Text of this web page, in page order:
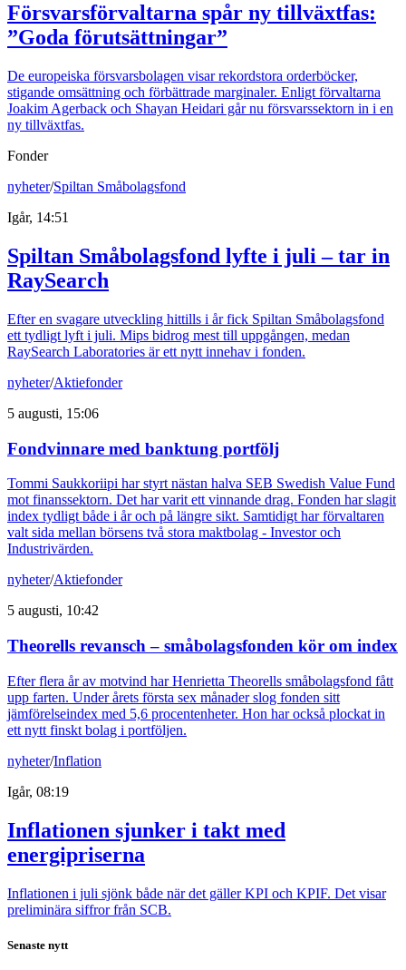
Försvarsförvaltarna spår ny tillväxtfas:
”Goda förutsättningar”
De europeiska försvarsbolagen visar rekordstora orderböcker,
stigande omsättning och förbättrade marginaler. Enligt förvaltarna
Joakim Agerback och Shayan Heidari går nu försvarssektorn in i en
ny tillväxtfas.
Fonder
nyheter/Spiltan Småbolagsfond
Igår, 14:51
Spiltan Småbolagsfond lyfte i juli – tar in
RaySearch
Efter en svagare utveckling hittills i år fick Spiltan Småbolagsfond
ett tydligt lyft i juli. Mips bidrog mest till uppgången, medan
RaySearch Laboratories är ett nytt innehav i fonden.
nyheter/Aktiefonder
5 augusti, 15:06
Fondvinnare med banktung portfölj
Tommi Saukkoriipi har styrt nästan halva SEB Swedish Value Fund
mot finanssektorn. Det har varit ett vinnande drag. Fonden har slagit
index tydligt både i år och på längre sikt. Samtidigt har förvaltaren
valt sida mellan börsens två stora maktbolag - Investor och
Industrivärden.
nyheter/Aktiefonder
5 augusti, 10:42
Theorells revansch – småbolagsfonden kör om index
Efter flera år av motvind har Henrietta Theorells småbolagsfond fått
upp farten. Under årets första sex månader slog fonden sitt
jämförelseindex med 5,6 procentenheter. Hon har också plockat in
ett nytt finskt bolag i portföljen.
nyheter/Inflation
Igår, 08:19
Inflationen sjunker i takt med
energipriserna
Inflationen i juli sjönk både när det gäller KPI och KPIF. Det visar
preliminära siffror från SCB.
Senaste nytt